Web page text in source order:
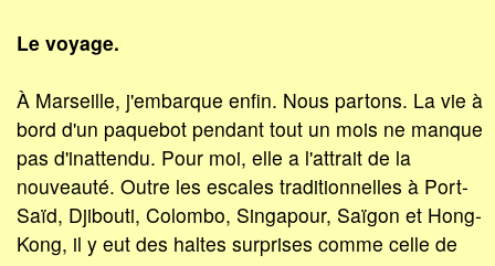
Le voyage.
À Marseille, j'embarque enfin. Nous partons. La vie à
bord d'un paquebot pendant tout un mois ne manque
pas d'inattendu. Pour moi, elle a l'attrait de la
nouveauté. Outre les escales traditionnelles à Port-
Saïd, Djibouti, Colombo, Singapour, Saïgon et Hong-
Kong, il y eut des haltes surprises comme celle de